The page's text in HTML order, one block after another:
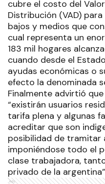
cubre el costo del
Distribución (VAD)
bajos y medios que
cual representa un
183 mil hogares
cuando desde el
ayudas económicas o
efecto la denominada
Finalmente advirtió
“existirán usuarios
tarifa plena y algunas
acreditar que son
posibilidad de tramitar
imponiéndose todo el
clase trabajadora,
privado de la
Ads